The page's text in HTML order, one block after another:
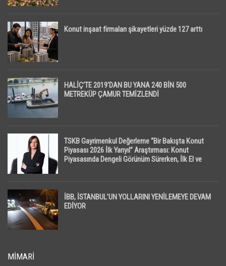
Konut inşaat firmaları şikayetleri yüzde 127 arttı
HALİÇ’TE 2019’DAN BU YANA 240 BİN 500
METREKÜP ÇAMUR TEMİZLENDİ
TSKB Gayrimenkul Değerleme “Bir Bakışta Konut
Piyasası 2026 İlk Yarıyıl” Araştırması: Konut
Piyasasında Dengeli Görünüm Sürerken, İlk El ve
İBB, İSTANBUL’UN YOLLARINI YENİLEMEYE DEVAM
EDİYOR
MIMARI